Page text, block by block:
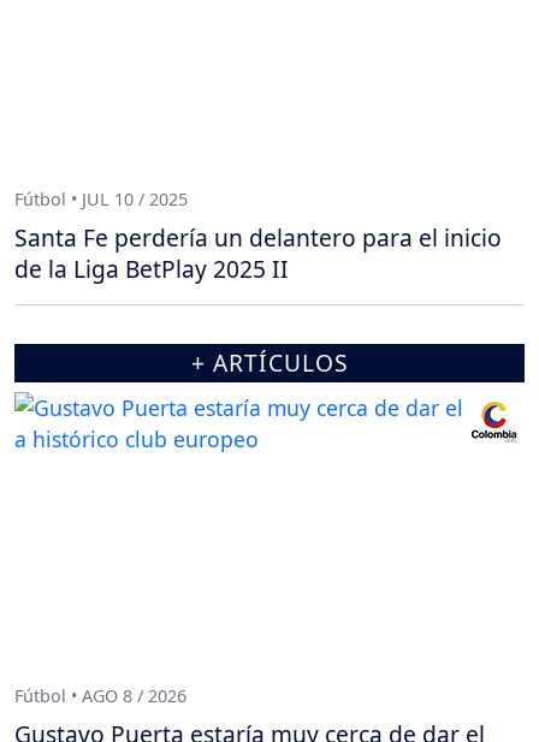
Fútbol • JUL 10 / 2025
Santa Fe perdería un delantero para el inicio
de la Liga BetPlay 2025 II
+ ARTÍCULOS
Fútbol • AGO 8 / 2026
Gustavo Puerta estaría muy cerca de dar el